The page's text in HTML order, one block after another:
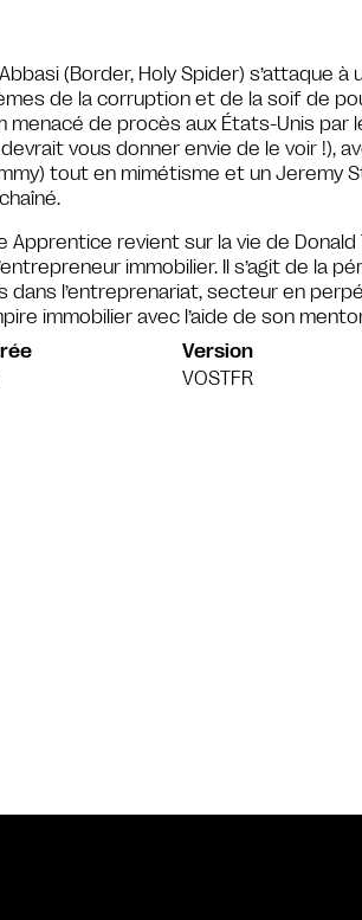
(Border, Holy Spider) s’attaque
de la corruption et de la soif de
menacé de procès aux États-Unis par
vous donner envie de le voir !),
tout en mimétisme et un Jeremy
Apprentice revient sur la vie de
immobilier. Il s’agit de la
dans l’entreprenariat, secteur en
immobilier avec l’aide de son
Version
VOSTFR